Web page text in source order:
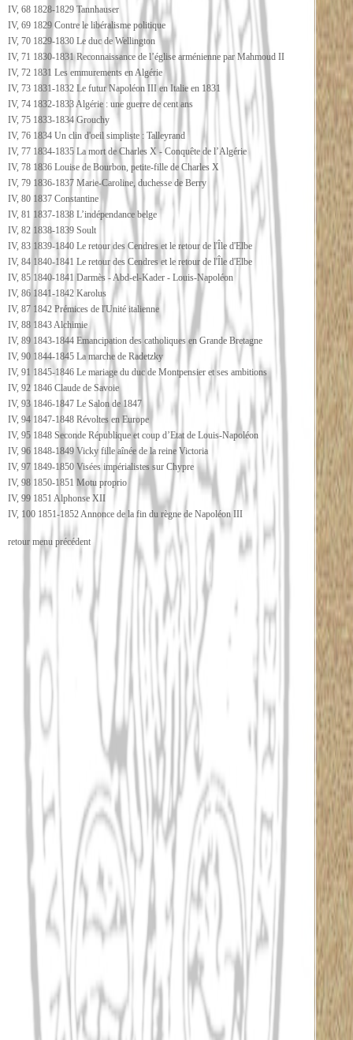
IV, 68 1828-1829 Tannhauser
IV, 69 1829 Contre le libéralisme politique
IV, 70 1829-1830 Le duc de Wellington
IV, 71 1830-1831 Reconnaissance de l’église arménienne par Mahmoud II
IV, 72 1831 Les emmurements en Algérie
IV, 73 1831-1832 Le futur Napoléon III en Italie en 1831
IV, 74 1832-1833 Algérie : une guerre de cent ans
IV, 75 1833-1834 Grouchy
IV, 76 1834 Un clin d'oeil simpliste : Talleyrand
IV, 77 1834-1835 La mort de Charles X - Conquête de l’Algérie
IV, 78 1836 Louise de Bourbon, petite-fille de Charles X
IV, 79 1836-1837 Marie-Caroline, duchesse de Berry
IV, 80 1837 Constantine
IV, 81 1837-1838 L’indépendance belge
IV, 82 1838-1839 Soult
IV, 83 1839-1840 Le retour des Cendres et le retour de l'Île d'Elbe
IV, 84 1840-1841 Le retour des Cendres et le retour de l'Île d'Elbe
IV, 85 1840-1841 Darmès - Abd-el-Kader - Louis-Napoléon
IV, 86 1841-1842 Karolus
IV, 87 1842 Prémices de l'Unité italienne
IV, 88 1843 Alchimie
IV, 89 1843-1844 Emancipation des catholiques en Grande Bretagne
IV, 90 1844-1845 La marche de Radetzky
IV, 91 1845-1846 Le mariage du duc de Montpensier et ses ambitions
IV, 92 1846 Claude de Savoie
IV, 93 1846-1847 Le Salon de 1847
IV, 94 1847-1848 Révoltes en Europe
IV, 95 1848 Seconde République et coup d’Etat de Louis-Napoléon
IV, 96 1848-1849 Vicky fille aînée de la reine Victoria
IV, 97 1849-1850 Visées impérialistes sur Chypre
IV, 98 1850-1851 Motu proprio
IV, 99 1851 Alphonse XII
IV, 100 1851-1852 Annonce de la fin du règne de Napoléon III
retour menu précédent